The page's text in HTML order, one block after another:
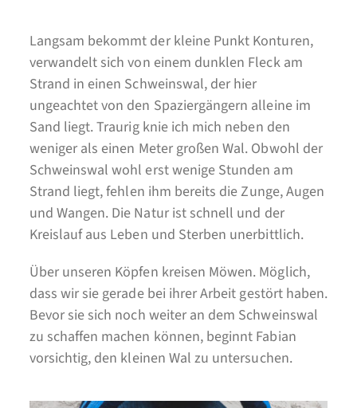
Langsam bekommt der kleine Punkt Konturen,
verwandelt sich von einem dunklen Fleck am
Strand in einen Schweinswal, der hier
ungeachtet von den Spaziergängern alleine im
Sand liegt. Traurig knie ich mich neben den
weniger als einen Meter großen Wal. Obwohl der
Schweinswal wohl erst wenige Stunden am
Strand liegt, fehlen ihm bereits die Zunge, Augen
und Wangen. Die Natur ist schnell und der
Kreislauf aus Leben und Sterben unerbittlich.
Über unseren Köpfen kreisen Möwen. Möglich,
dass wir sie gerade bei ihrer Arbeit gestört haben.
Bevor sie sich noch weiter an dem Schweinswal
zu schaffen machen können, beginnt Fabian
vorsichtig, den kleinen Wal zu untersuchen.